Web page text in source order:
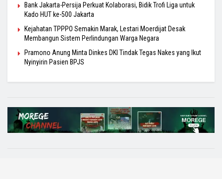
Bank Jakarta-Persija Perkuat Kolaborasi, Bidik Trofi Liga untuk
Kado HUT ke-500 Jakarta
Kejahatan TPPPO Semakin Marak, Lestari Moerdijat Desak
Membangun Sistem Perlindungan Warga Negara
Pramono Anung Minta Dinkes DKI Tindak Tegas Nakes yang Ikut
Nyinyirin Pasien BPJS